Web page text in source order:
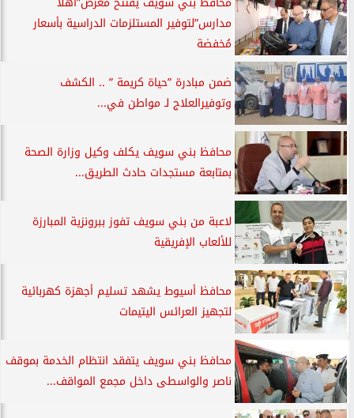
مدارس”لتوفير المستلزمات الدراسية بأسعار
مُخفضة
ضمن مبادرة ”حياة كريمة ” .. الكشف
وتوفيرالعلاج لـ مواطن في...
محافظ بني سويف يكلف وكيل وزارة الصحة
بمتابعة مستجدات حادث الطريق...
لاعبة من بني سويف تفوز ببرونزية المبارزة
للألعاب الإفريقية
محافظ أسيوط يشهد تسليم أجهزة كهربائية
لتجهيز العرائس اليتيمات
محافظ بني سويف يتفقد انتظام الخدمة بموقف
ناصر والواسطى داخل مجمع المواقف...